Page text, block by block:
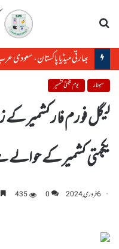
بھارتی میڈیا پاکستان،
سمینار یوم یکجہتی کشمیر
لیگل فورم فار کشمیر کے
یکجہتی کشمیر کے حوالے
6 فروری, 2024 0
435